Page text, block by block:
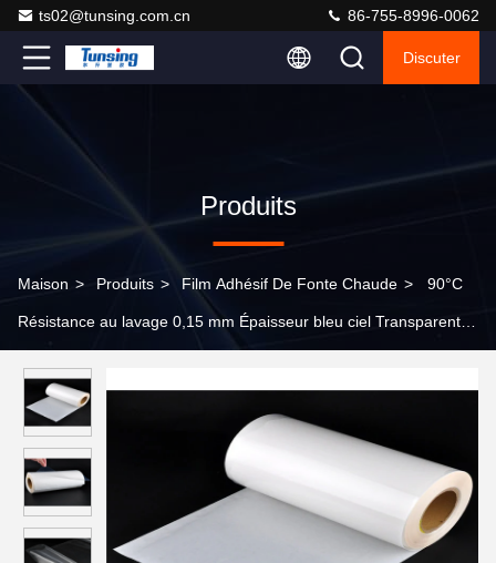
ts02@tunsing.com.cn 86-755-8996-0062
Discuter
Produits
Maison > Produits > Film Adhésif De Fonte Chaude > 90°C
Résistance au lavage 0,15 mm Épaisseur bleu ciel Transparent
broderie